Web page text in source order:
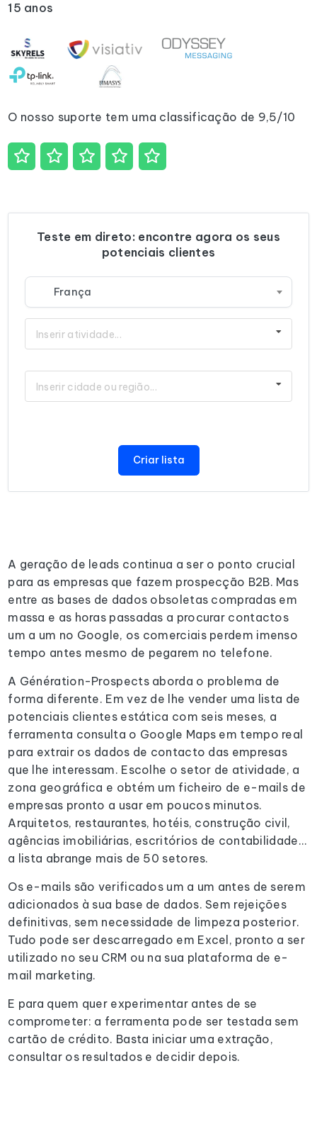
15 anos
O nosso suporte tem uma classificação de 9,5/10
Teste em direto: encontre agora os seus
potenciais clientes
França
Inserir atividade...
Inserir cidade ou região...
Criar lista
A geração de leads continua a ser o ponto crucial
para as empresas que fazem prospecção B2B. Mas
entre as bases de dados obsoletas compradas em
massa e as horas passadas a procurar contactos
um a um no Google, os comerciais perdem imenso
tempo antes mesmo de pegarem no telefone.
A Génération-Prospects aborda o problema de
forma diferente. Em vez de lhe vender uma lista de
potenciais clientes estática com seis meses, a
ferramenta consulta o Google Maps em tempo real
para extrair os dados de contacto das empresas
que lhe interessam. Escolhe o setor de atividade, a
zona geográfica e obtém um ficheiro de e-mails de
empresas pronto a usar em poucos minutos.
Arquitetos, restaurantes, hotéis, construção civil,
agências imobiliárias, escritórios de contabilidade…
a lista abrange mais de 50 setores.
Os e-mails são verificados um a um antes de serem
adicionados à sua base de dados. Sem rejeições
definitivas, sem necessidade de limpeza posterior.
Tudo pode ser descarregado em Excel, pronto a ser
utilizado no seu CRM ou na sua plataforma de e-
mail marketing.
E para quem quer experimentar antes de se
comprometer: a ferramenta pode ser testada sem
cartão de crédito. Basta iniciar uma extração,
consultar os resultados e decidir depois.